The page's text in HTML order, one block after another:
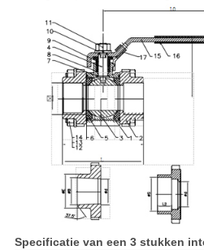
Specificatie van een 3 stukken